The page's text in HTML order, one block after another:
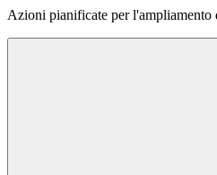
Azioni pianificate per l'ampliamento